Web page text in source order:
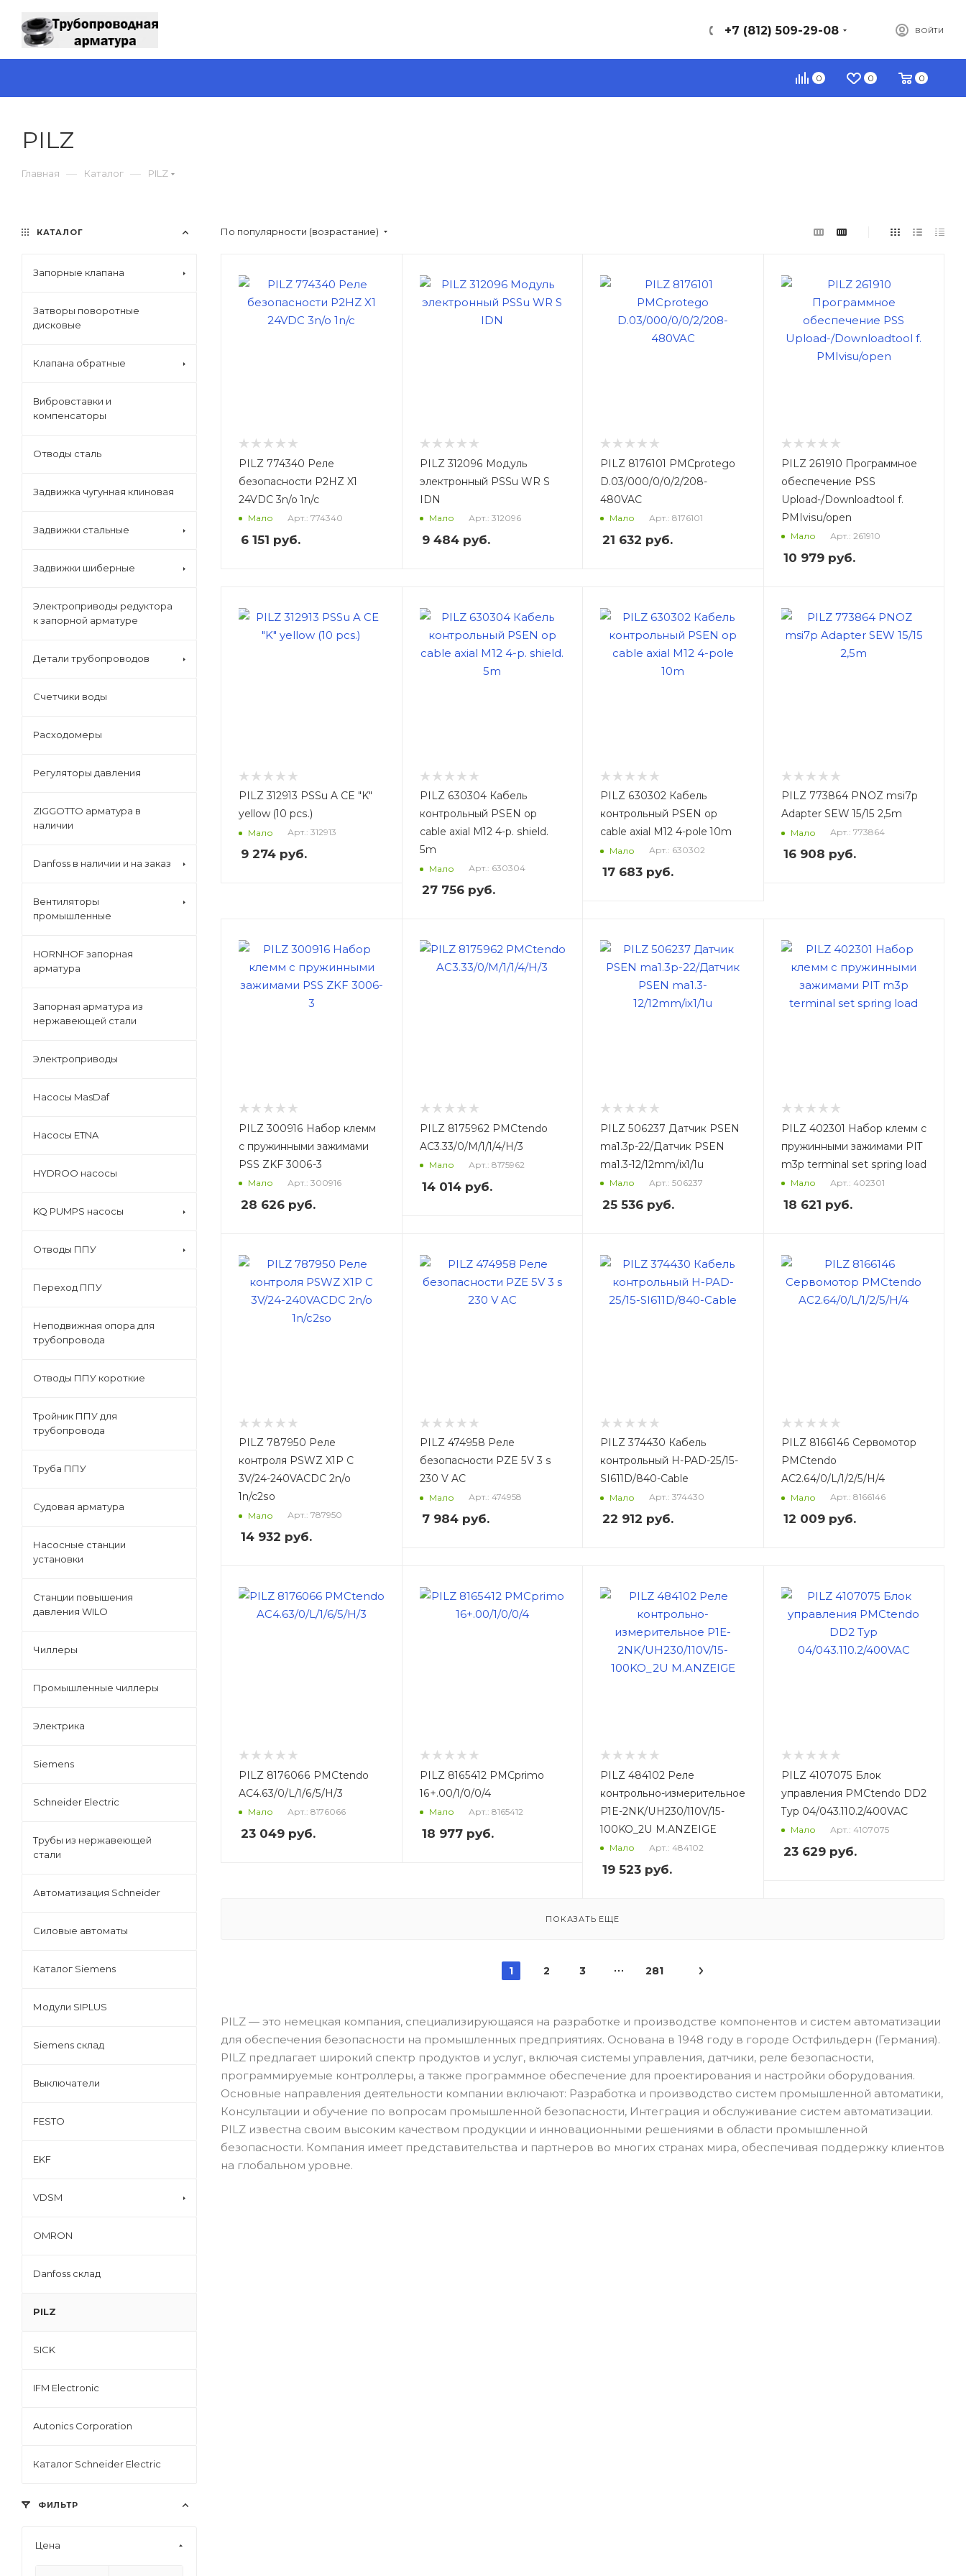
ВОЙТИ
+7 (812) 509-29-08
0 0 0
PILZ
Главная — Каталог — PILZ
По популярности (возрастание)
PILZ 774340 Реле
безопасности P2HZ X1
24VDC 3n/o 1n/c
Мало Арт.: 774340
6 151 руб.
PILZ 312096 Модуль
электронный PSSu WR S
IDN
Мало Арт.: 312096
9 484руб.
PILZ 8176101 PMCprotego
D.03/000/0/0/2/208-
480VAC
Мало Арт.: 8176101
21 632 руб.
PILZ 261910 Программное
обеспечение PSS
Upload-/Downloadtool f.
PMIvisu/open
Мало Арт.: 261910
10 979руб.
PILZ 312913 PSSu A CE "K"
yellow (10 pcs.)
Мало Арт.: 312913
9 274 руб.
PILZ 630304 Кабель
контрольный PSEN op
cable axial M12 4-p. shield.
5m
Мало Арт.: 630304
27 756руб.
PILZ 630302 Кабель
контрольный PSEN op
cable axial M12 4-pole 10m
Мало Арт.: 630302
17 683 руб.
PILZ 773864 PNOZ msi7p
Adapter SEW 15/15 2,5m
Мало Арт.: 773864
16 908 руб.
PILZ 300916 Набор клемм
с пружинными зажимами
PSS ZKF 3006-3
Мало Арт.: 300916
28 626 руб.
PILZ 8175962 PMCtendo
AC3.33/0/M/1/1/4/H/3
Мало Арт.: 8175962
14 014руб.
PILZ 506237 Датчик PSEN
ma1.3p-22/Датчик PSEN
ma1.3-12/12mm/ix1/1u
Мало Арт.: 506237
25 536 руб.
PILZ 402301 Набор клемм с
пружинными зажимами PIT
m3p terminal set spring load
Мало Арт.: 402301
18 621 руб.
PILZ 787950 Реле
контроля PSWZ X1P C
3V/24-240VACDC 2n/o
1n/c2so
Мало Арт.: 787950
14 932 руб.
PILZ 474958 Реле
безопасности PZE 5V 3 s
230 V AC
Мало Арт.: 474958
7 984руб.
PILZ 374430 Кабель
контрольный H-PAD-25/15-
SI611D/840-Cable
Мало Арт.: 374430
22 912 руб.
PILZ 8166146 Сервомотор
PMCtendo
AC2.64/0/L/1/2/5/H/4
Мало Арт.: 8166146
12 009руб.
PILZ 8176066 PMCtendo
AC4.63/0/L/1/6/5/H/3
Мало Арт.: 8176066
23 049 руб.
PILZ 8165412 PMCprimo
16+.00/1/0/0/4
Мало Арт.: 8165412
18 977руб.
PILZ 484102 Реле
контрольно-измерительное
P1E-2NK/UH230/110V/15-
100KO_2U M.ANZEIGE
Мало Арт.: 484102
19 523 руб.
PILZ 4107075 Блок
управления PMCtendo DD2
Typ 04/043.110.2/400VAC
Мало Арт.: 4107075
23 629руб.
ПОКАЗАТЬ ЕЩЕ
1 2 3 281
PILZ — это немецкая компания, специализирующаяся на разработке и производстве компонентов и систем автоматизации
для обеспечения безопасности на промышленных предприятиях. Основана в 1948 году в городе Остфильдерн (Германия).
PILZ предлагает широкий спектр продуктов и услуг, включая системы управления, датчики, реле безопасности,
программируемые контроллеры, а также программное обеспечение для проектирования и настройки оборудования.
Основные направления деятельности компании включают: Разработка и производство систем промышленной автоматики,
Консультации и обучение по вопросам промышленной безопасности, Интеграция и обслуживание систем автоматизации.
PILZ известна своим высоким качеством продукции и инновационными решениями в области промышленной
безопасности. Компания имеет представительства и партнеров во многих странах мира, обеспечивая поддержку клиентов
на глобальном уровне.
КАТАЛОГ
Запорные клапана
Затворы поворотные
дисковые
Клапана обратные
Вибровставки и
компенсаторы
Отводы сталь
Задвижка чугунная клиновая
Задвижки стальные
Задвижки шиберные
Электроприводы редуктора
к запорной арматуре
Детали трубопроводов
Счетчики воды
Расходомеры
Регуляторы давления
ZIGGOTTO арматура в
наличии
Danfoss в наличии и на заказ
Вентиляторы
промышленные
HORNHOF запорная
арматура
Запорная арматура из
нержавеющей стали
Электроприводы
Насосы MasDaf
Насосы ETNA
HYDROO насосы
KQ PUMPS насосы
Отводы ППУ
Переход ППУ
Неподвижная опора для
трубопровода
Отводы ППУ короткие
Тройник ППУ для
трубопровода
Труба ППУ
Судовая арматура
Насосные станции
установки
Станции повышения
давления WILO
Чиллеры
Промышленные чиллеры
Электрика
Siemens
Schneider Electric
Трубы из нержавеющей
стали
Автоматизация Schneider
Силовые автоматы
Каталог Siemens
Модули SIPLUS
Siemens склад
Выключатели
FESTO
EKF
VDSM
OMRON
Danfoss склад
PILZ
SICK
IFM Electronic
Autonics Corporation
Каталог Schneider Electric
ФИЛЬТР
Цена